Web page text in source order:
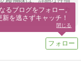
細な動きにもフォーカ
るブログをフォロー。
を逃さずキャッチ！
閉じる